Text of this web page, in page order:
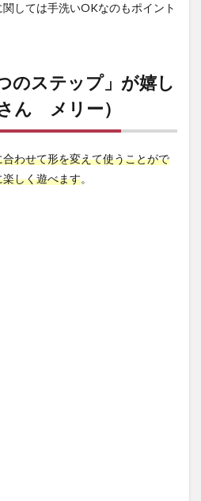
しては手洗いOKなのもポイント
のステップ」が嬉し
ん メリー）
合わせて形を変えて使うことがで
しく遊べます。